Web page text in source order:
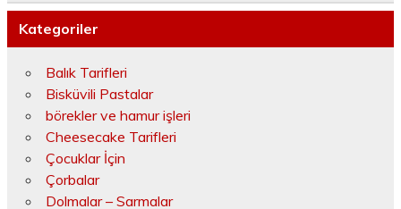
Kategoriler
Balık Tarifleri
Bisküvili Pastalar
börekler ve hamur işleri
Cheesecake Tarifleri
Çocuklar İçin
Çorbalar
Dolmalar – Sarmalar